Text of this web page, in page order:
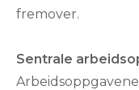
fremover.
Sentrale